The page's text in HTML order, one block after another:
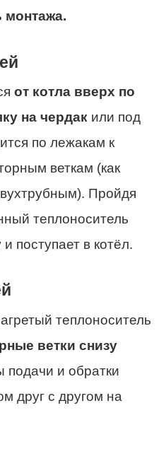
монтажа.
от котла вверх по
на чердак или под
по лежакам к
веткам (как
Пройдя
теплоноситель
поступает в котёл.
теплоноситель
ветки снизу
подачи и обратки
друг с другом на